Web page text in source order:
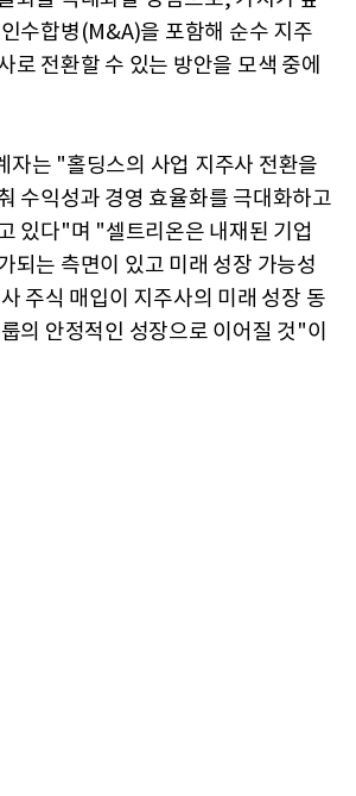
수합병(M&A)을 포함해 순수 지주
로 전환할 수 있는 방안을 모색 중에
자는 "홀딩스의 사업 지주사 전환을
수익성과 경영 효율화를 극대화하고
있다"며 "셀트리온은 내재된 기업
되는 측면이 있고 미래 성장 가능성
주식 매입이 지주사의 미래 성장 동
의 안정적인 성장으로 이어질 것"이